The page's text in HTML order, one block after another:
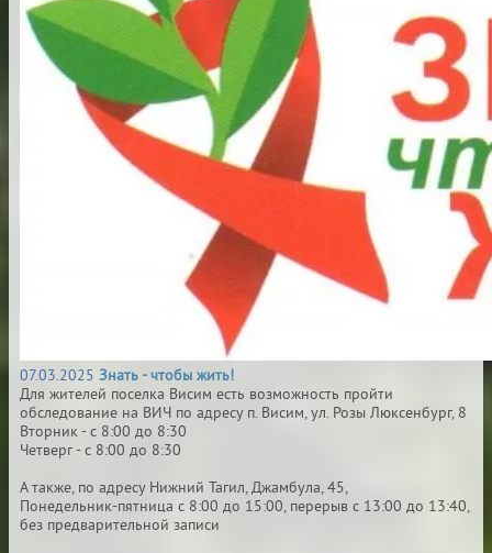
07.03.2025 Знать - чтобы жить!
Для жителей поселка Висим есть возможность пройти
обследование на ВИЧ по адресу п. Висим, ул. Розы Люксенбург, 8
Вторник - с 8:00 до 8:30
Четверг - с 8:00 до 8:30
А также, по адресу Нижний Тагил, Джамбула, 45,
Понедельник-пятница с 8:00 до 15:00, перерыв с 13:00 до 13:40,
без предварительной записи